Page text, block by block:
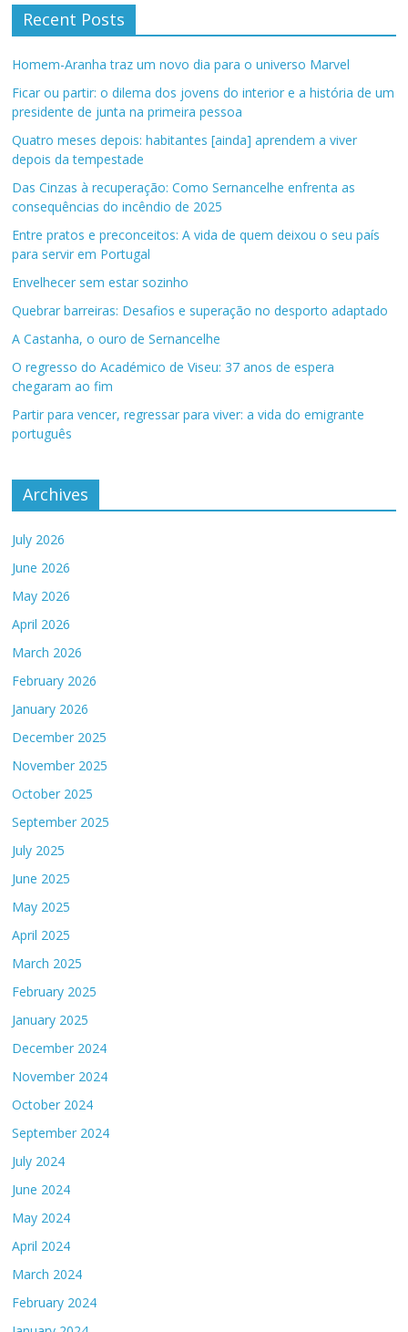
Recent Posts
Homem-Aranha traz um novo dia para o universo Marvel
Ficar ou partir: o dilema dos jovens do interior e a história de um
presidente de junta na primeira pessoa
Quatro meses depois: habitantes [ainda] aprendem a viver
depois da tempestade
Das Cinzas à recuperação: Como Sernancelhe enfrenta as
consequências do incêndio de 2025
Entre pratos e preconceitos: A vida de quem deixou o seu país
para servir em Portugal
Envelhecer sem estar sozinho
Quebrar barreiras: Desafios e superação no desporto adaptado
A Castanha, o ouro de Sernancelhe
O regresso do Académico de Viseu: 37 anos de espera
chegaram ao fim
Partir para vencer, regressar para viver: a vida do emigrante
português
Archives
July 2026
June 2026
May 2026
April 2026
March 2026
February 2026
January 2026
December 2025
November 2025
October 2025
September 2025
July 2025
June 2025
May 2025
April 2025
March 2025
February 2025
January 2025
December 2024
November 2024
October 2024
September 2024
July 2024
June 2024
May 2024
April 2024
March 2024
February 2024